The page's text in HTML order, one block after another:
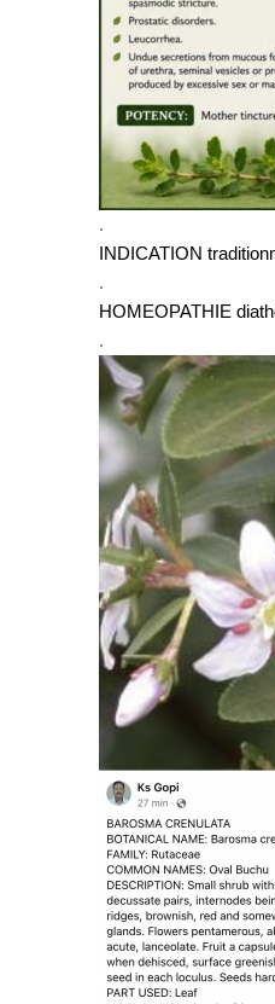
.
INDICATION
.
HOMEOPATHIE
.